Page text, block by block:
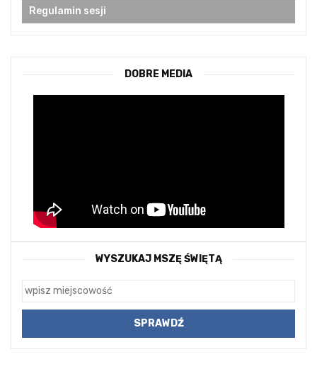
Regulamin sesji
DOBRE MEDIA
WYSZUKAJ MSZĘ ŚWIĘTĄ